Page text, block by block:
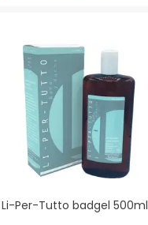
Li-Per-Tutto badgel 500ml